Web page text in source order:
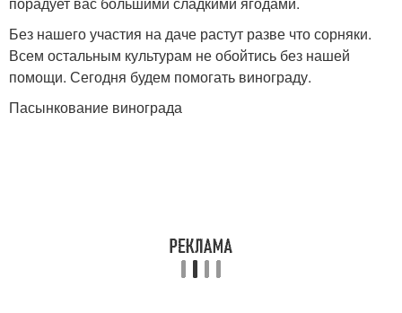
Без нашего участия на даче растут разве что сорняки.
Всем остальным культурам не обойтись без нашей
помощи. Сегодня будем помогать винограду.
Пасынкование винограда